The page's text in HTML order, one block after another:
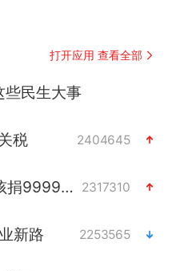
打开应用 查看全部
些民生大事
税 2404645
李亚鹏向地铁吐血女孩捐99999元 2317310
新路 2253565